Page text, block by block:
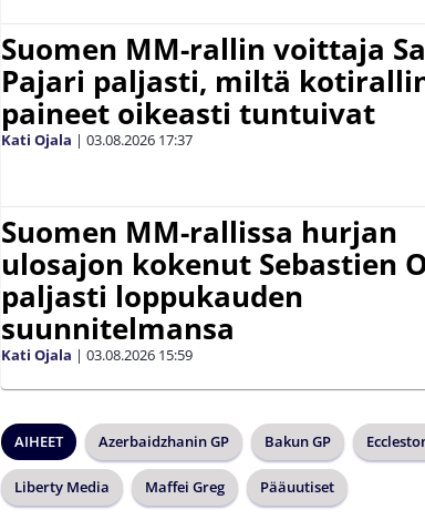
Suomen MM-rallin voittaja
Pajari paljasti, miltä
paineet oikeasti tuntuivat
Kati Ojala | 03.08.2026 17:37
Suomen MM-rallissa hurjan
ulosajon kokenut Sebastien
paljasti loppukauden
suunnitelmansa
Kati Ojala | 03.08.2026 15:59
AIHEET Azerbaidzhanin GP Bakun GP
Liberty Media Maffei Greg Pääuutiset